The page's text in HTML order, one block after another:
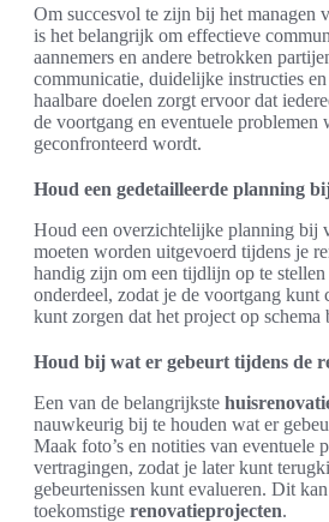
Om succesvol te zijn bij het managen
is het belangrijk om effectieve
aannemers en andere betrokken
communicatie, duidelijke instructies
haalbare doelen zorgt ervoor dat
de voortgang en eventuele problemen
geconfronteerd wordt.
Houd een gedetailleerde planning
Houd een overzichtelijke planning bij
moeten worden uitgevoerd tijdens je
handig zijn om een tijdlijn op te
onderdeel, zodat je de voortgang kunt
kunt zorgen dat het project op schema
Houd bij wat er gebeurt tijdens de
Een van de belangrijkste
nauwkeurig bij te houden wat er
Maak foto’s en notities van eventuele
vertragingen, zodat je later kunt
gebeurtenissen kunt evalueren. Dit
toekomstige renovatieprojecten.